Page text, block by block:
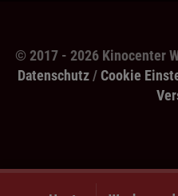
© 2017 - 2026 Kinocenter
Datenschutz/Cookie